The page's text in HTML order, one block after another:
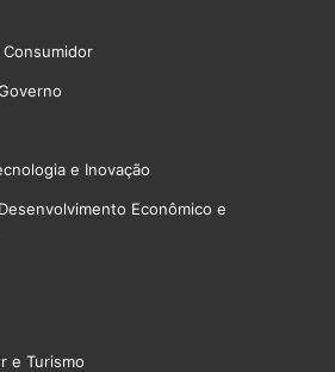
e Inovação
Econômico e
e Turismo